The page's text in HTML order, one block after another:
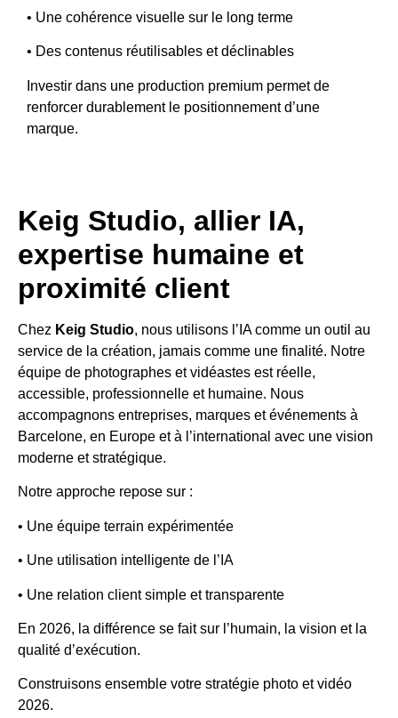
• Une cohérence visuelle sur le long terme
• Des contenus réutilisables et déclinables
Investir dans une production premium permet de
renforcer durablement le positionnement d’une
marque.
Keig Studio, allier IA,
expertise humaine et
proximité client
Chez Keig Studio, nous utilisons l’IA comme un outil au
service de la création, jamais comme une finalité. Notre
équipe de photographes et vidéastes est réelle,
accessible, professionnelle et humaine. Nous
accompagnons entreprises, marques et événements à
Barcelone, en Europe et à l’international avec une vision
moderne et stratégique.
Notre approche repose sur :
• Une équipe terrain expérimentée
• Une utilisation intelligente de l’IA
• Une relation client simple et transparente
En 2026, la différence se fait sur l’humain, la vision et la
qualité d’exécution.
Construisons ensemble votre stratégie photo et vidéo
2026.